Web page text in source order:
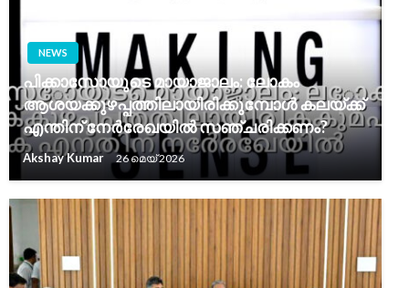
NEWS
പിക്കാസോയുടെ മായാജാലം: ലോകം
ആശയക്കുഴപ്പത്തിലായിരിക്കുമ്പോൾ കലയ്ക്ക്
എന്തിന് നേർരേഖയിൽ സഞ്ചരിക്കണം?
Akshay Kumar 26 മെയ്‌ 2026